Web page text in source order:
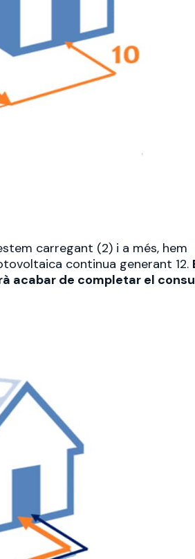
carregant (2) i a més, hem
continua generant 12.
acabar de completar el